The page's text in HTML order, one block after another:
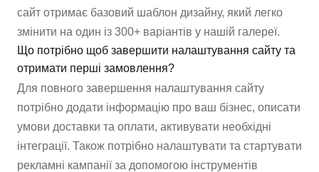
сайт отримає базовий шаблон дизайну, який легко
змінити на один із 300+ варіантів у нашій галереї.
Що потрібно щоб завершити налаштування сайту та
отримати перші замовлення?
Для повного завершення налаштування сайту
потрібно додати інформацію про ваш бізнес, описати
умови доставки та оплати, активувати необхідні
інтеграції. Також потрібно налаштувати та стартувати
рекламні кампанії за допомогою інструментів